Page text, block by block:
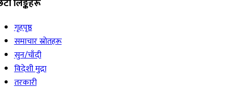
लिङ्कहरू
गृहपृष्ठ
समाचार स्रोतहरू
सुन/चाँदी
विदेशी मुद्रा
तरकारी